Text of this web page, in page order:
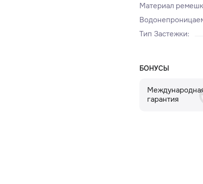
Материал
Тип Застежки:
БОНУСЫ
гарантия